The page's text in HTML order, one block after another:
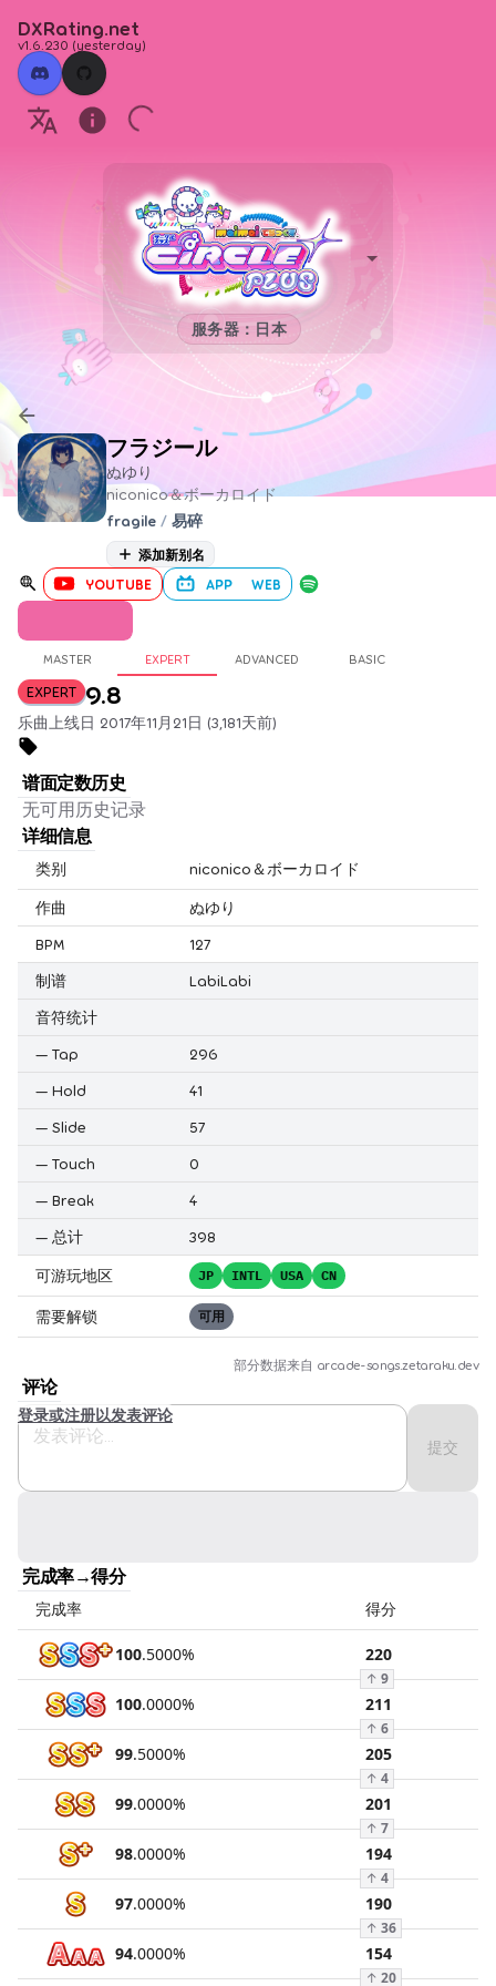
DXRating.net
v1.6.230 (yesterday)
服务器：日本
フラジール
ぬゆり
niconico＆ボーカロイド
fragile / 易碎
添加新别名
YOUTUBE APP WEB
MASTER EXPERT ADVANCED BASIC
EXPERT 9.8
乐曲上线日 2017年11月21日 (3,181天前)
谱面定数历史
无可用历史记录
详细信息
类别 niconico＆ボーカロイド
作曲
ぬゆり
BPM
127
制谱
LabiLabi
音符统计
— Tap
296
— Hold
41
— Slide
57
— Touch
0
— Break
4
— 总计 398
可游玩地区 JP INTL USA CN
需要解锁 可用
部分数据来自 arcade-songs.zetaraku.dev
评论
提交
登录或注册以发表评论
完成率→得分
完成率 得分
100.5000% 220
↑ 9
100.0000% 211
↑ 6
99.5000% 205
↑ 4
99.0000% 201
↑ 7
98.0000% 194
↑ 4
97.0000% 190
↑ 36
94.0000% 154
↑ 20